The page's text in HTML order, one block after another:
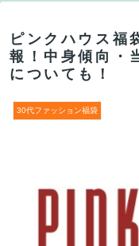
ピンクハウス福
報！中身傾向・
についても！
30代ファッション福袋